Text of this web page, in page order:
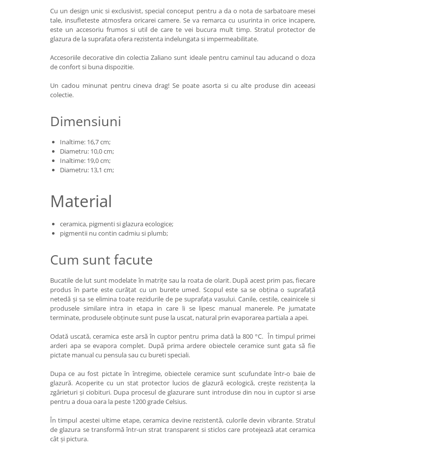
Colectia Blue Spring
Cu un design unic si exclusivist, special conceput pentru a da o nota de sarbatoare mesei
tale, insufleteste atmosfera oricarei camere. Se va remarca cu usurinta in orice incapere,
este un accesoriu frumos si util de care te vei bucura mult timp. Stratul protector de
glazura de la suprafata ofera rezistenta indelungata si impermeabilitate.
Accesoriile decorative din colectia Zaliano sunt ideale pentru caminul tau aducand o doza
de confort si buna dispozitie.
Un cadou minunat pentru cineva drag! Se poate asorta si cu alte produse din aceeasi
colectie.
Dimensiuni
Inaltime: 16,7 cm;
Diametru: 10,0 cm;
Inaltime: 19,0 cm;
Diametru: 13,1 cm;
Material
ceramica, pigmenti si glazura ecologice;
pigmentii nu contin cadmiu si plumb;
Cum sunt facute
Bucatile de lut sunt modelate în matrițe sau la roata de olarit. După acest prim pas, fiecare
produs în parte este curățat cu un burete umed. Scopul este sa se obțina o suprafață
netedă și sa se elimina toate rezidurile de pe suprafața vasului. Canile, cestile, ceainicele si
produsele similare intra in etapa in care li se lipesc manual manerele. Pe jumatate
terminate, produsele obținute sunt puse la uscat, natural prin evaporarea partiala a apei.
Odată uscată, ceramica este arsă în cuptor pentru prima dată la 800 °C. În timpul primei
arderi apa se evapora complet. După prima ardere obiectele ceramice sunt gata să fie
pictate manual cu pensula sau cu bureti speciali.
Dupa ce au fost pictate în întregime, obiectele ceramice sunt scufundate într-o baie de
glazură. Acoperite cu un stat protector lucios de glazură ecologică, crește rezistența la
zgârieturi și ciobituri. Dupa procesul de glazurare sunt introduse din nou in cuptor si arse
pentru a doua oara la peste 1200 grade Celsius.
În timpul acestei ultime etape, ceramica devine rezistentă, culorile devin vibrante. Stratul
de glazura se transformă într-un strat transparent si sticlos care protejează atat ceramica
cât și pictura.